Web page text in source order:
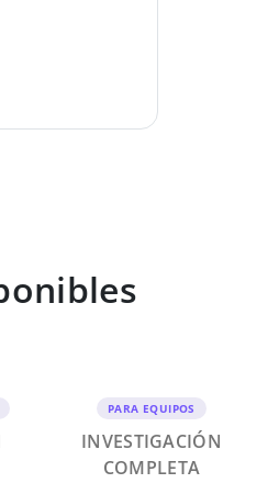
PARA EQUIPOS
INVESTIGACIÓN
COMPLETA